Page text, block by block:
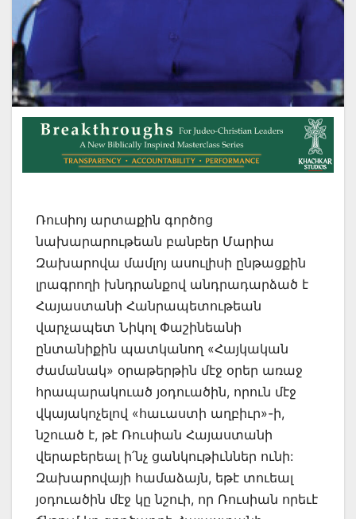
Ռուսիոյ արտաքին գործոց
նախարարութեան բանբեր Մարիա
Զախարովա մամլոյ ասուլիսի ընթացքին
լրագրողի խնդրանքով անդրադարձած է
Հայաստանի Հանրապետութեան
վարչապետ Նիկոլ Փաշինեանի
ընտանիքին պատկանող «Հայկական
ժամանակ» օրաթերթին մէջ օրեր առաջ
հրապարակուած յօդուածին, որուն մէջ
վկայակոչելով «հաւաստի աղբիւր»-ի,
նշուած է, թէ Ռուսիան Հայաստանի
վերաբերեալ ի՛նչ ցանկութիւններ ունի:
Զախարովայի համաձայն, եթէ տուեալ
յօդուածին մէջ կը նշուի, որ Ռուսիան որեւէ